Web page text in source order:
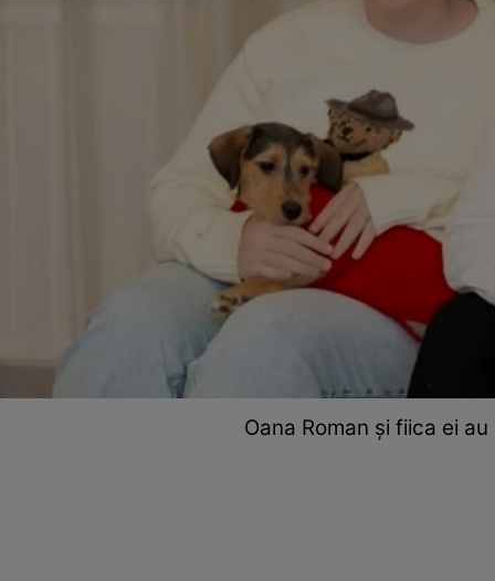
Oana Roman și fiica ei